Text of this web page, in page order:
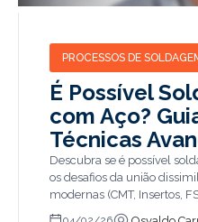
PROCESSOS DE
É Possível
com Aço?
Técnicas
Descubra se é possível
os desafios da união
modernas (CMT, Insertos,